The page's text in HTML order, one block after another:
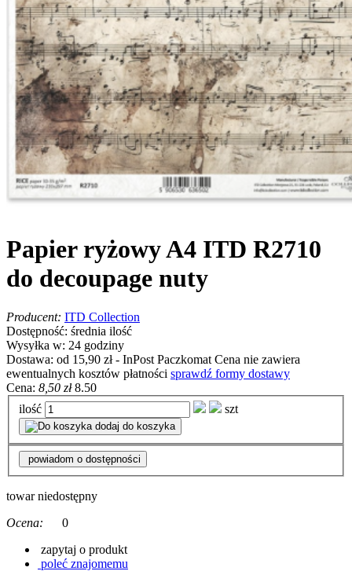
Papier ryżowy A4 ITD R2710
do decoupage nuty
Producent: ITD Collection
Dostępność: średnia ilość
Wysyłka w: 24 godziny
Dostawa: od 15,90 zł - InPost Paczkomat Cena nie zawiera
ewentualnych kosztów płatności sprawdź formy dostawy
Cena: 8,50 zł 8.50
ilość
szt
dodaj do koszyka
powiadom o dostępności
towar niedostępny
Ocena:
0
zapytaj o produkt
poleć znajomemu